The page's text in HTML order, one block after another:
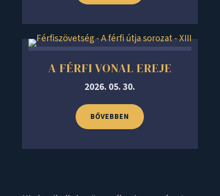
A FÉRFI VONAL EREJE
2026. 05. 30.
BŐVEBBEN